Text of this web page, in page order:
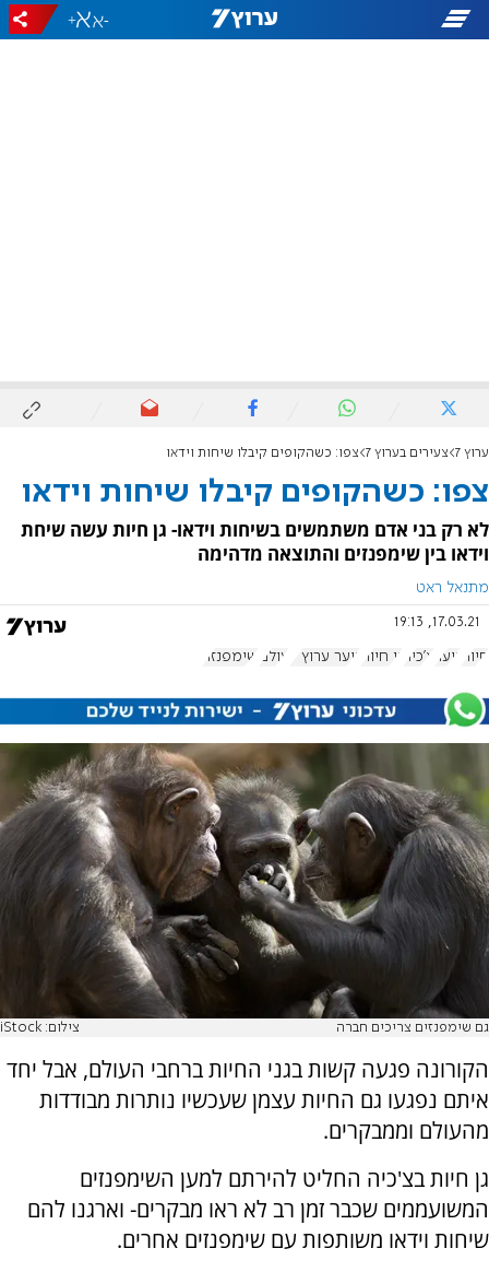
-
+
ערוץ 7 צעירים בערוץ 7 צפו: כשהקופים קיבלו שיחות וידאו
צפו: כשהקופים קיבלו שיחות וידאו
לא רק בני אדם משתמשים בשיחות וידאו- גן חיות עשה שיחת
וידאו בין שימפנזים והתוצאה מדהימה
מתנאל ראט
17.03.21, 19:13
חיות נוער צ'כיה גן חיות נוער ערוץ 7 עולם שימפנזה
גם שימפנזים צריכים חברה צילום: iStock
הקורונה פגעה קשות בגני החיות ברחבי העולם, אבל יחד
איתם נפגעו גם החיות עצמן שעכשיו נותרות מבודדות
מהעולם וממבקרים.
גן חיות בצ'כיה החליט להירתם למען השימפנזים
המשועממים שכבר זמן רב לא ראו מבקרים- וארגנו להם
שיחות וידאו משותפות עם שימפנזים אחרים.